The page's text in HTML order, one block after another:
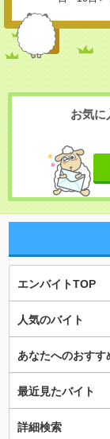
お気に
エンバイトTOP
人気のバイト
あなたへのおすす
最近見たバイト
詳細検索